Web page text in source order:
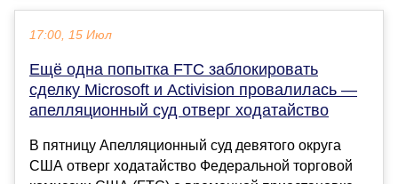
17:00, 15 Июл
Ещё одна попытка FTC заблокировать
сделку Microsoft и Activision провалилась —
апелляционный суд отверг ходатайство
В пятницу Апелляционный суд девятого округа
США отверг ходатайство Федеральной торговой